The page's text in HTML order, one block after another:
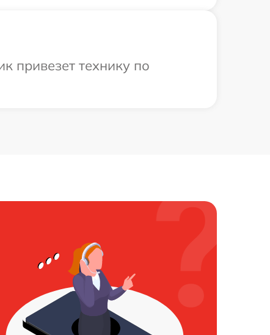
привезет технику по